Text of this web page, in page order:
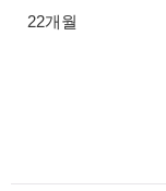
22개월